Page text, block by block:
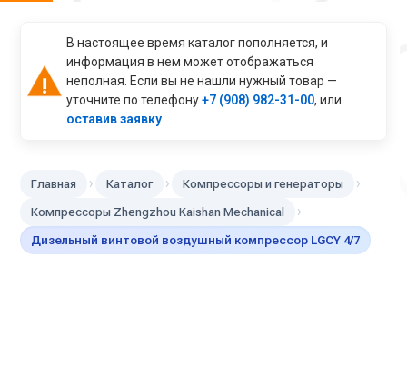
В настоящее время каталог пополняется, и
информация в нем может отображаться
неполная. Если вы не нашли нужный товар —
уточните по телефону+7 (908) 982-31-00, или
оставив заявку
Главная › Каталог › Компрессоры и генераторы ›
Компрессоры Zhengzhou Kaishan Mechanical ›
Дизельный винтовой воздушный компрессор LGCY 4/7